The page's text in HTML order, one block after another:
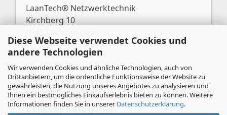
Diese Webseite verwendet Cookies und
andere Technologien
Wir verwenden Cookies und ähnliche Technologien, auch von
Drittanbietern, um die ordentliche Funktionsweise der Website zu
gewährleisten, die Nutzung unseres Angebotes zu analysieren und
Ihnen ein bestmögliches Einkaufserlebnis bieten zu können. Weitere
Informationen finden Sie in unserer Datenschutzerklärung.
LaanTech® Netzwerktechnik
Kirchberg 10
USt-ID:
DE 239 197 930
Beliebte Kategorien